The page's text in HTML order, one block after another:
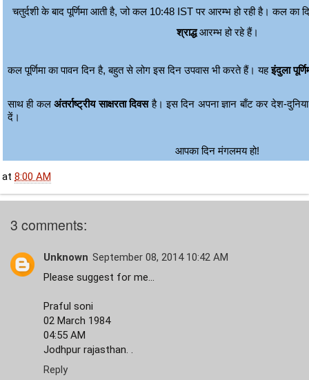
चतुर्दशी के बाद पूर्णिमा आती है, जो कल 10:48 IST पर आरम्भ हो रही है। कल का
श्राद्धआरम्भ हो रहे हैं।
कल पूर्णिमा का पावन दिन है, बहुत से लोग इस दिन उपवास भी करते हैं। यहइंदुला
साथ ही कलअंतर्राष्ट्रीय साक्षरता दिवसहै। इस दिन अपना ज्ञान बाँट कर देश-
दें।
आपका दिन मंगलमय हो!
at 8:00 AM
3 comments:
Unknown September 08, 2014 10:42 AM
Please suggest for me...
Praful soni
02 March 1984
04:55 AM
Jodhpur rajasthan. .
Reply